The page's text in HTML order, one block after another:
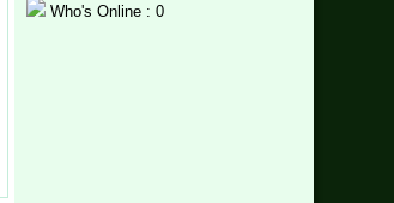
Who's Online : 0